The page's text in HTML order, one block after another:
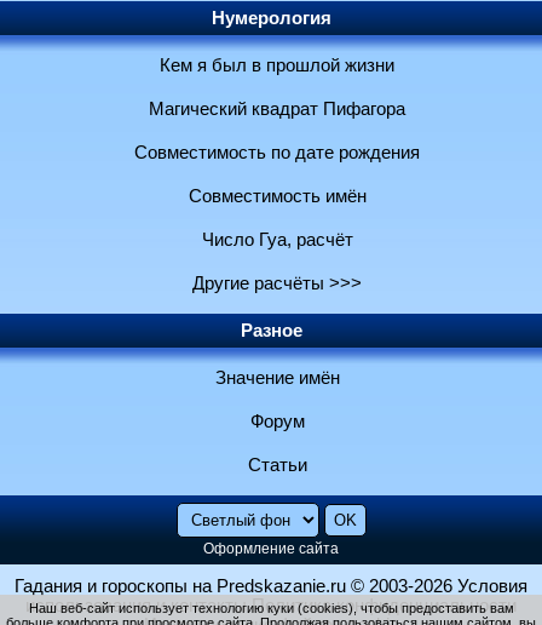
Нумерология
Кем я был в прошлой жизни
Магический квадрат Пифагора
Совместимость по дате рождения
Совместимость имён
Число Гуа, расчёт
Другие расчёты >>>
Разное
Значение имён
Форум
Статьи
Оформление сайта
Гадания и гороскопы на Predskazanie.ru © 2003-2026 Условия
использования и контакты Политика конфиденциальности
Наш веб-сайт использует технологию куки (cookies), чтобы предоставить вам